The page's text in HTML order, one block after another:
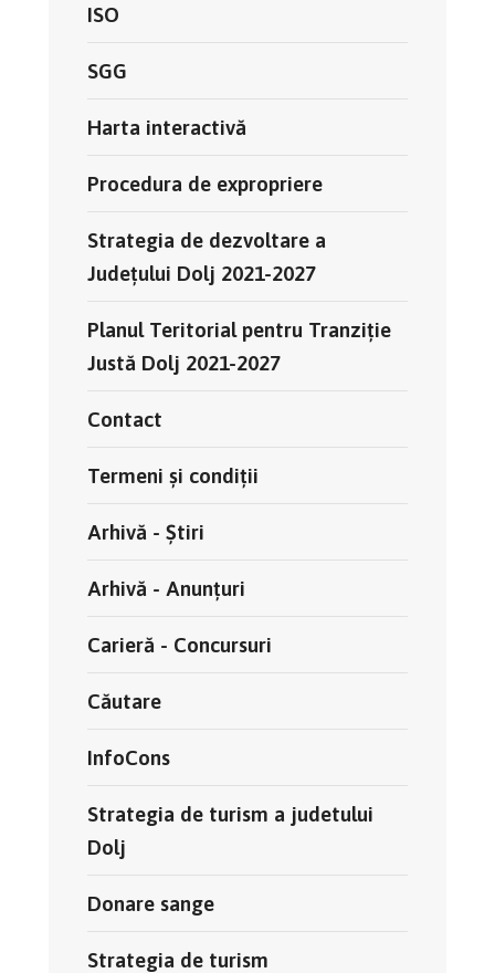
ISO
SGG
Harta interactivă
Procedura de expropriere
Strategia de dezvoltare a
Județului Dolj 2021-2027
Planul Teritorial pentru Tranziție
Justă Dolj 2021-2027
Contact
Termeni și condiții
Arhivă - Știri
Arhivă - Anunțuri
Carieră - Concursuri
Căutare
InfoCons
Strategia de turism a judetului
Dolj
Donare sange
Strategia de turism